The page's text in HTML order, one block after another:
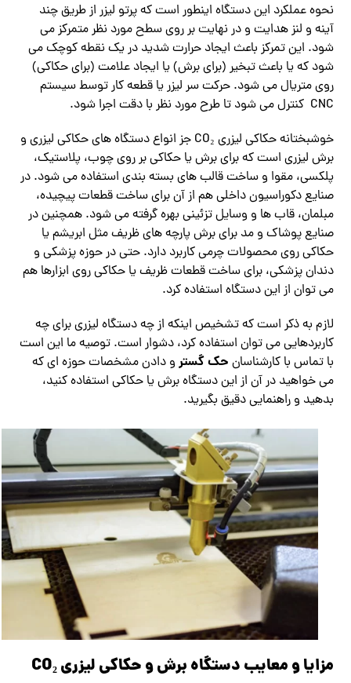
نحوه عملکرد این دستگاه اینطور است که پرتو لیزر از طریق چند
آینه و لنز هدایت و در نهایت بر روی سطح مورد نظر متمرکز می
شود. این تمرکز باعث ایجاد حرارت شدید در یک نقطه کوچک می
‌شود که یا باعث تبخیر (برای برش) یا ایجاد علامت (برای حکاکی)
روی متریال می ‌شود. حرکت سر لیزر یا قطعه کار توسط سیستم
CNC کنترل می‌ شود تا طرح مورد نظر با دقت اجرا شود.
خوشبختانه حکاکی لیزری CO₂ جز انواع دستگاه های حکاکی لیزری و
برش لیزری است که برای برش یا حکاکی بر روی چوب، پلاستیک،
پلکسی، مقوا و ساخت قالب ‌های بسته ‌بندی استفاده می ‌شود. در
صنایع دکوراسیون داخلی هم از آن برای ساخت قطعات پیچیده،
مبلمان، قاب ‌ها و وسایل تزئینی بهره گرفته می شود. همچنین در
صنایع پوشاک و مد برای برش پارچه‌ های ظریف مثل ابریشم یا
حکاکی روی محصولات چرمی کاربرد دارد. حتی در حوزه پزشکی و
دندان‌ پزشکی، برای ساخت قطعات ظریف یا حکاکی روی ابزارها هم
می توان از این دستگاه استفاده کرد.
لازم به ذکر است که تشخیص اینکه از چه دستگاه لیزری برای چه
کاربردهایی می توان استفاده کرد، دشوار است. توصیه ما این است
با تماس با کارشناسان حک گستر و دادن مشخصات حوزه ای که
می خواهید در آن از این دستگاه برش یا حکاکی استفاده کنید،
بدهید و راهنمایی دقیق بگیرید.
مزایا و معایب دستگاه برش و حکاکی لیزری CO₂